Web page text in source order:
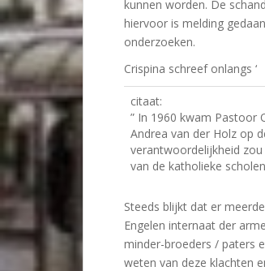
kunnen worden. De
hiervoor is melding
onderzoeken.
Crispina schreef onlangs ‘
citaat:
” In 1960 kwam Pastoor
Andrea van der Holz op
verantwoordelijkheid
van de katholieke
Steeds blijkt dat er
Engelen internaat der
minder-broeders / paters
weten van deze klachten